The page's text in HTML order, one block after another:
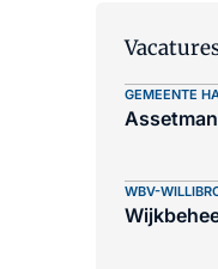
GEMEENTE
WBV-